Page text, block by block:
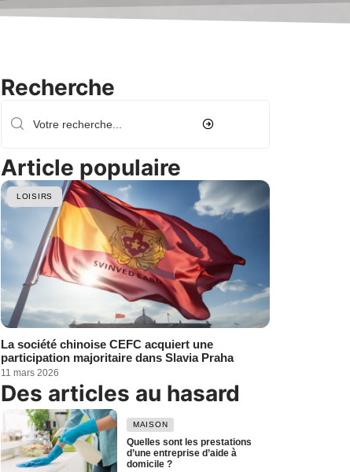
Recherche
Article populaire
LOISIRS
La société chinoise CEFC acquiert une
participation majoritaire dans Slavia Praha
11 mars 2026
Des articles au hasard
MAISON
Quelles sont les prestations
d’une entreprise d’aide à
domicile ?